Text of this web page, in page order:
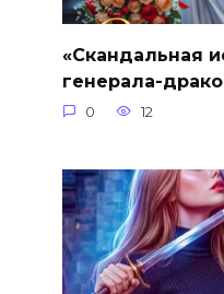
«Скандальная
генерала-
0 12